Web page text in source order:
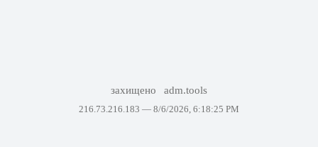
захищено adm.tools
216.73.216.183 — 8/6/2026, 6:18:25 PM